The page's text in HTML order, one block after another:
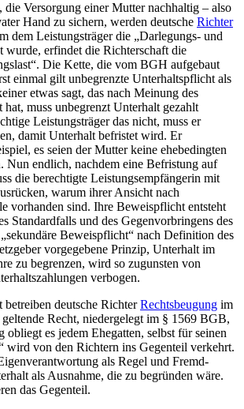
die Versorgung einer Mutter nachhaltig – also
Hand zu sichern, werden deutsche Richter
dem Leistungs­träger die „Darlegungs- und
wurde, erfindet die Richterschaft die
Die Kette, die vom BGH aufgebaut
einmal gilt unbegrenzte Unter­halts­pflicht als
etwas sagt, das nach Meinung des
muss unbegrenzt Unterhalt gezahlt
Leistungs­träger das nicht, muss er
damit Unterhalt befristet wird. Er
es seien der Mutter keine ehebedingten
Nun endlich, nachdem eine Befristung auf
die berechtigte Leistungs­empfängerin mit
warum ihrer Ansicht nach
vorhanden sind. Ihre Beweispflicht entsteht
Standardfalls und des Gegen­vor­bringens des
Beweispflicht“ nach Definition des
vorgegebene Prinzip, Unterhalt im
zu begrenzen, wird so zugunsten von
verbogen.
deutsche RichterRechts­beugung im
Recht, niedergelegt im § 1569 BGB,
obliegt es jedem Ehegatten, selbst für seinen
wird von den Richtern ins Gegenteil verkehrt.
als Regel und Fremd­
als Ausnahme, die zu begründen wäre.
das Gegenteil.